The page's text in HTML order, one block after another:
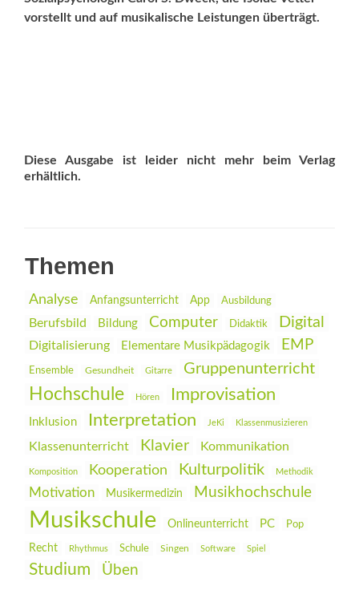
vorstellt und auf musikalische Leistungen überträgt.
Diese Ausgabe ist leider nicht mehr beim Verlag
erhältlich.
Themen
Analyse Anfangsunterricht App Ausbildung
Berufsbild Bildung Computer Didaktik Digital
Digitalisierung Elementare Musikpädagogik EMP
Ensemble Gesundheit Gitarre Gruppenunterricht
Hochschule Hören Improvisation
Inklusion Interpretation JeKi Klassenmusizieren
Klassenunterricht Klavier Kommunikation
Komposition Kooperation Kulturpolitik Methodik
Motivation Musikermedizin Musikhochschule
Musikschule Onlineunterricht PC Pop
Recht Rhythmus Schule Singen Software Spiel
Studium Üben